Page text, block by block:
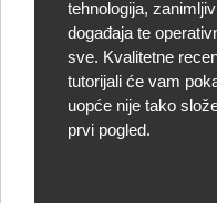
tehnologija,
događaja te
sve. Kvalitetne
tutorijali će vam
uopće nije tako
prvi pogled.